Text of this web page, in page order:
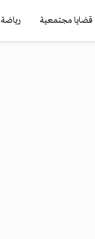
قضايا مجتمعية رياضة